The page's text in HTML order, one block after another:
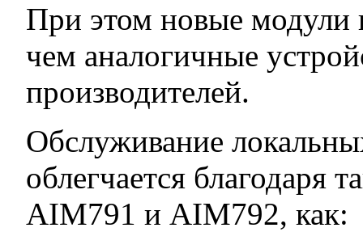
При этом новые модули
чем аналогичные
производителей.
Обслуживание
облегчается благодаря
AIM791 и AIM792, как: